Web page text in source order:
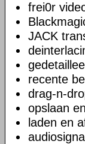
frei0r
JACK
recente
drag-n-
opslaan
laden en